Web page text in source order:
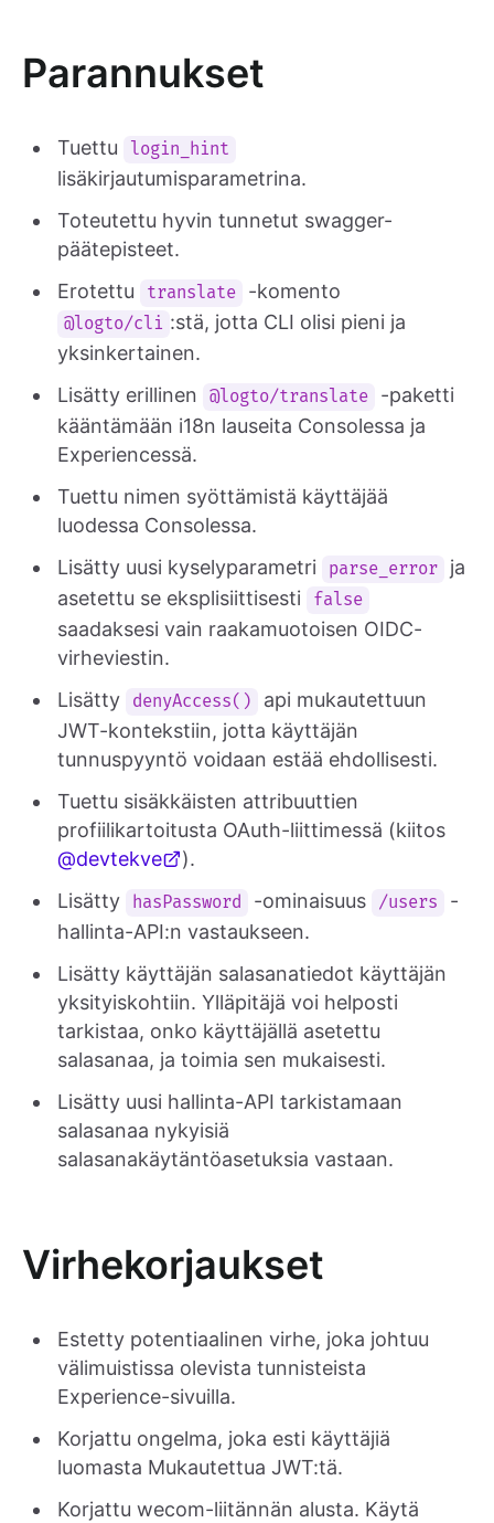
Parannukset
Tuettu login_hint
lisäkirjautumisparametrina.
Toteutettu hyvin tunnetut swagger-
päätepisteet.
Erotettu
translate -komento
@logto/cli :stä, jotta CLI olisi pieni ja
yksinkertainen.
Lisätty erillinen
@logto/translate
-paketti
kääntämään i18n lauseita Consolessa ja
Experiencessä.
Tuettu nimen syöttämistä käyttäjää
luodessa Consolessa.
Lisätty uusi kyselyparametri
parse_error
ja
asetettu se eksplisiittisesti
false
saadaksesi vain raakamuotoisen OIDC-
virheviestin.
Lisätty
denyAccess()
api mukautettuun
JWT-kontekstiin, jotta käyttäjän
tunnuspyyntö voidaan estää ehdollisesti.
Tuettu sisäkkäisten attribuuttien
profiilikartoitusta OAuth-liittimessä (kiitos
@devtekve
).
Lisätty
hasPassword -ominaisuus /users
-
hallinta-API:n vastaukseen.
Lisätty käyttäjän salasanatiedot käyttäjän
yksityiskohtiin. Ylläpitäjä voi helposti
tarkistaa, onko käyttäjällä asetettu
salasanaa, ja toimia sen mukaisesti.
Lisätty uusi hallinta-API tarkistamaan
salasanaa nykyisiä
salasanakäytäntöasetuksia vastaan.
Virhekorjaukset
Estetty potentiaalinen virhe, joka johtuu
välimuistissa olevista tunnisteista
Experience-sivuilla.
Korjattu ongelma, joka esti käyttäjiä
luomasta Mukautettua JWT:tä.
Korjattu wecom-liitännän alusta. Käytä